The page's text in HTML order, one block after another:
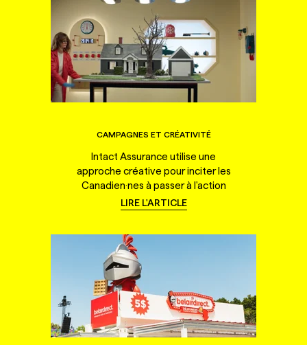
CAMPAGNES ET CRÉATIVITÉ
Intact Assurance utilise une
approche créative pour inciter les
Canadien·nes à passer à l'action
LIRE L'ARTICLE